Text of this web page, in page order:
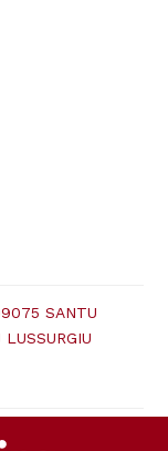
SANTU